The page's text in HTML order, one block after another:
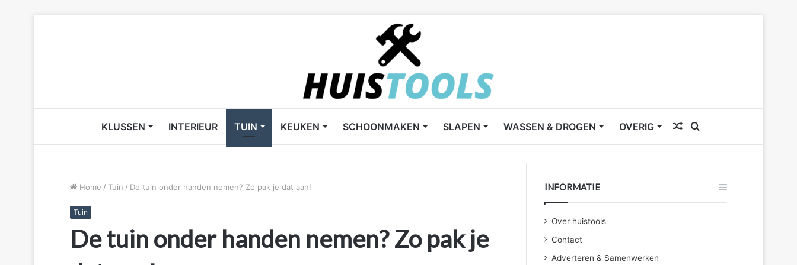
KLUSSEN INTERIEUR TUIN KEUKEN SCHOONMAKEN SLAPEN WASSEN & DROGEN OVERIG
naar
Willekeurig
artikel
Home / Tuin / De tuin onder handen nemen? Zo pak je dat aan!
Tuin
De tuin onder handen nemen? Zo pak je
INFORMATIE
Over huistools
Contact
Adverteren & Samenwerken